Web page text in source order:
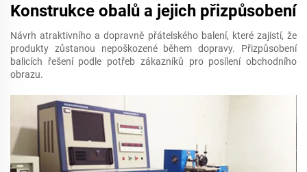
Konstrukce obalů a jejich přizpůsobení
Návrh atraktivního a dopravně přátelského balení, které zajistí, že
produkty zůstanou nepoškozené během dopravy. Přizpůsobení
balicích řešení podle potřeb zákazníků pro posílení obchodního
obrazu.